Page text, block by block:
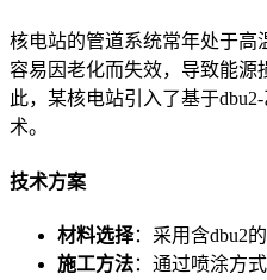
核电站的管道系统常年处于高
容易因老化而失效，导致能源
此，某核电站引入了基于
术。
技术方案
材料选择：采用含dbu2
施工方法：通过喷涂方